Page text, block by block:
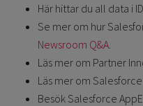
Här hittar du all data i
Se mer om hur
Newsroom Q&A
Läs mer om Partner
Läs mer om
Besök Salesforce